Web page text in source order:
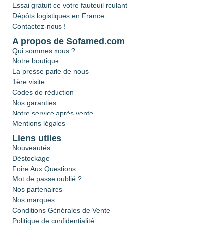
Essai gratuit de votre fauteuil roulant
Dépôts logistiques en France
Contactez-nous !
A propos de Sofamed.com
Qui sommes nous ?
Notre boutique
La presse parle de nous
1ère visite
Codes de réduction
Nos garanties
Notre service après vente
Mentions légales
Liens utiles
Nouveautés
Déstockage
Foire Aux Questions
Mot de passe oublié ?
Nos partenaires
Nos marques
Conditions Générales de Vente
Politique de confidentialité